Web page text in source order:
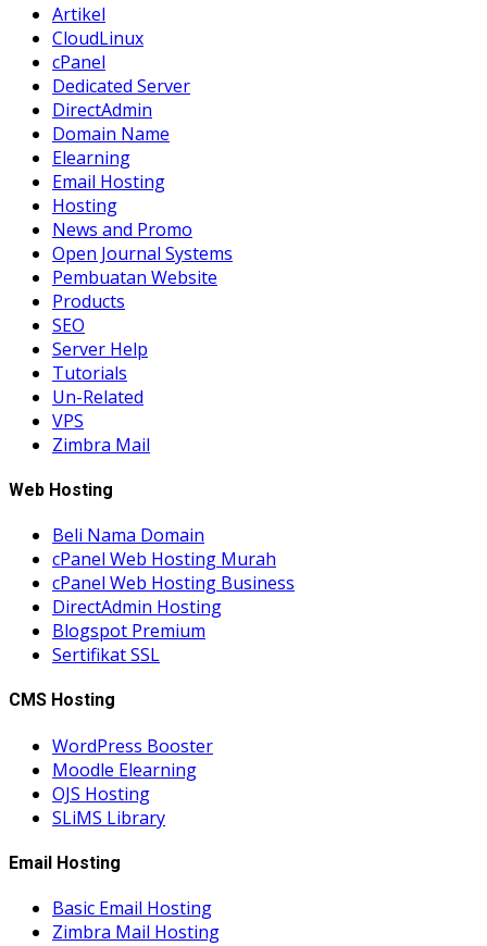
Artikel
CloudLinux
cPanel
Dedicated Server
DirectAdmin
Domain Name
Elearning
Email Hosting
Hosting
News and Promo
Open Journal Systems
Pembuatan Website
Products
SEO
Server Help
Tutorials
Un-Related
VPS
Zimbra Mail
Web Hosting
Beli Nama Domain
cPanel Web Hosting Murah
cPanel Web Hosting Business
DirectAdmin Hosting
Blogspot Premium
Sertifikat SSL
CMS Hosting
WordPress Booster
Moodle Elearning
OJS Hosting
SLiMS Library
Email Hosting
Basic Email Hosting
Zimbra Mail Hosting